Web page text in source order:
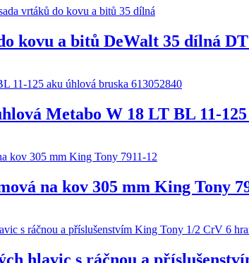
kovu a bitů DeWalt 35 dílná
Metabo W 18 LT BL 11-125
na kov 305 mm King Tony
hlavic s ráčnou a